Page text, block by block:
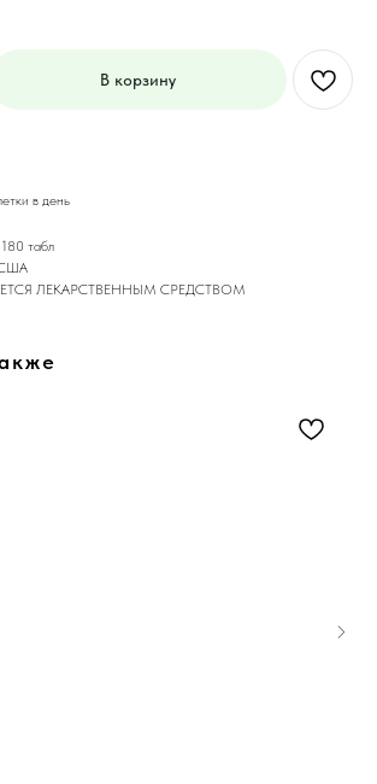
В корзину
в день
180 табл
США
ЛЕКАРСТВЕННЫМ СРЕДСТВОМ